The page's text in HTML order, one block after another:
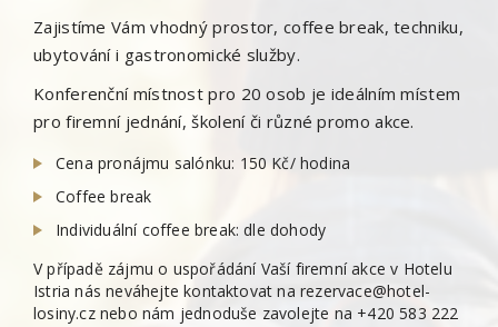
Zajistíme Vám vhodný prostor, coffee break, techniku,
ubytování i gastronomické služby.
Konferenční místnost pro 20 osob je ideálním místem
pro firemní jednání, školení či různé promo akce.
Cena pronájmu salónku: 150 Kč/ hodina
Coffee break
Individuální coffee break: dle dohody
V případě zájmu o uspořádání Vaší firemní akce v Hotelu
Istria nás neváhejte kontaktovat na rezervace@hotel-
losiny.cz nebo nám jednoduše zavolejte na +420 583 222